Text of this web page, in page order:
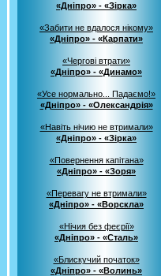
«Дніпро» - «Зірка»
«Забити не вдалося нікому»
«Дніпро» - «Карпати»
«Чергові втрати»
«Дніпро» - «Динамо»
«Усе нормально... Падаємо!»
«Дніпро» - «Олександрія»
«Навіть нічию не втримали»
«Дніпро» - «Зірка»
«Повернення капітана»
«Дніпро» - «Зоря»
«Перевагу не втримали»
«Дніпро» - «Ворскла»
«Нічия без феєрії»
«Дніпро» - «Сталь»
«Блискучий початок»
«Дніпро» - «Волинь»